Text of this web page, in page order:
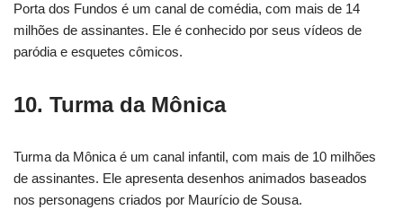
Porta dos Fundos é um canal de comédia, com mais de 14
milhões de assinantes. Ele é conhecido por seus vídeos de
paródia e esquetes cômicos.
10. Turma da Mônica
Turma da Mônica é um canal infantil, com mais de 10 milhões
de assinantes. Ele apresenta desenhos animados baseados
nos personagens criados por Maurício de Sousa.